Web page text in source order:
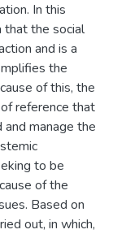
In this
that the social
and is a
the
of this, the
reference that
manage the
to be
of the
Based on
out, in which,